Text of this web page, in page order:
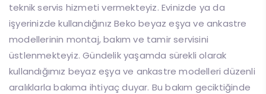
teknik servis hizmeti vermekteyiz. Evinizde ya da
işyerinizde kullandığınız Beko beyaz eşya ve ankastre
modellerinin montaj, bakım ve tamir servisini
üstlenmekteyiz. Gündelik yaşamda sürekli olarak
kullandığımız beyaz eşya ve ankastre modelleri düzenli
aralıklarla bakıma ihtiyaç duyar. Bu bakım geciktiğinde